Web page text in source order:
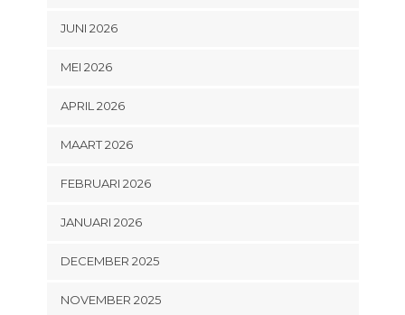
JUNI 2026
MEI 2026
APRIL 2026
MAART 2026
FEBRUARI 2026
JANUARI 2026
DECEMBER 2025
NOVEMBER 2025